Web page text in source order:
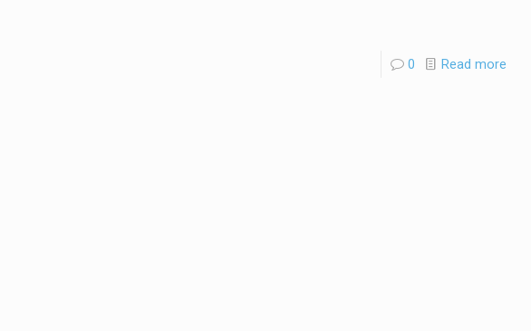
0 Read more